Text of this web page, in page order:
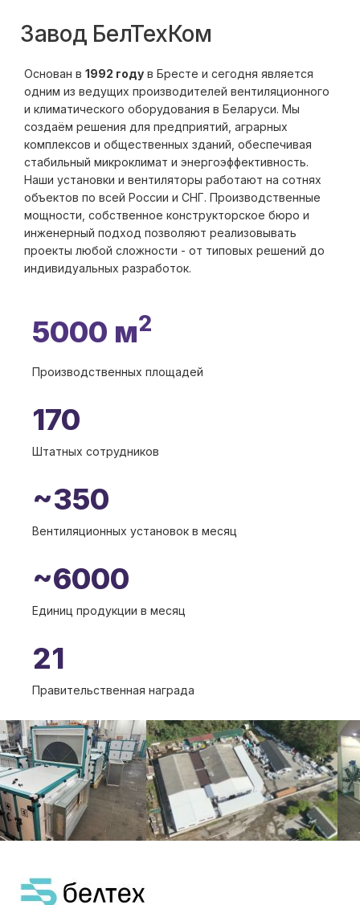
Завод БелТехКом
Основан в 1992 году в Бресте и сегодня является
одним из ведущих производителей вентиляционного
и климатического оборудования в Беларуси. Мы
создаём решения для предприятий, аграрных
комплексов и общественных зданий, обеспечивая
стабильный микроклимат и энергоэффективность.
Наши установки и вентиляторы работают на сотнях
объектов по всей России и СНГ. Производственные
мощности, собственное конструкторское бюро и
инженерный подход позволяют реализовывать
проекты любой сложности - от типовых решений до
индивидуальных разработок.
5000 м2
Производственных площадей
170
Штатных сотрудников
~350
Вентиляционных установок в месяц
~6000
Единиц продукции в месяц
21
Правительственная награда